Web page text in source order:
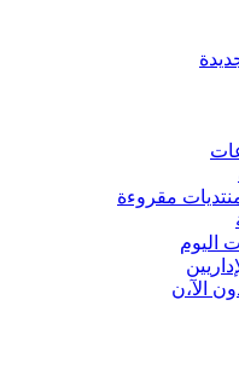
مقروءة
اليوم
الآ،ن